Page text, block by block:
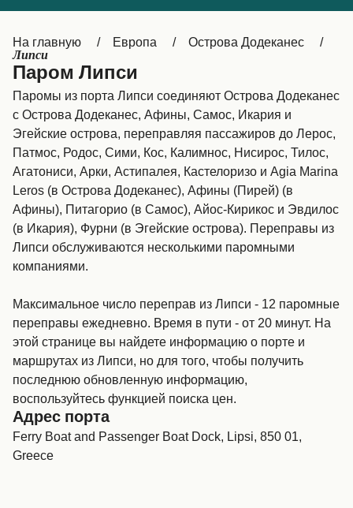
Ελλάδα Belgique (FR)
Polska
Schweiz (DE) Norge
Україна Indonesia
المغرب Maroc (FR)
На главную Европа Острова Додеканес
Липси
Паром Липси
Паромы из порта Липси соединяют Острова Додеканес
с Острова Додеканес, Афины, Самос, Икария и
Эгейские острова, переправляя пассажиров до Лерос,
Патмос, Родос, Сими, Кос, Калимнос, Нисирос, Тилос,
Агатониси, Арки, Астипалея, Кастелоризо и Agia Marina
Leros (в Острова Додеканес), Афины (Пирей) (в
Афины), Питагорио (в Самос), Айос-Кирикос и Эвдилос
(в Икария), Фурни (в Эгейские острова). Переправы из
Липси обслуживаются несколькими паромными
компаниями.
Максимальное число переправ из Липси - 12 паромные
переправы ежедневно. Время в пути - от 20 минут. На
этой странице вы найдете информацию о порте и
маршрутах из Липси, но для того, чтобы получить
последнюю обновленную информацию,
воспользуйтесь функцией поиска цен.
Адрес порта
Ferry Boat and Passenger Boat Dock, Lipsi, 850 01,
Greece